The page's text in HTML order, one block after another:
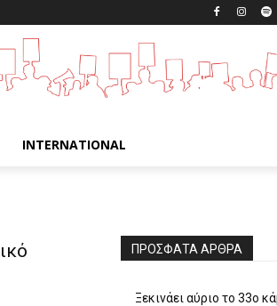
INTERNATIONAL
ΠΡΌΣΦΑΤΑ ΆΡΘΡΑ
Ξεκινάει αύριο το 33ο